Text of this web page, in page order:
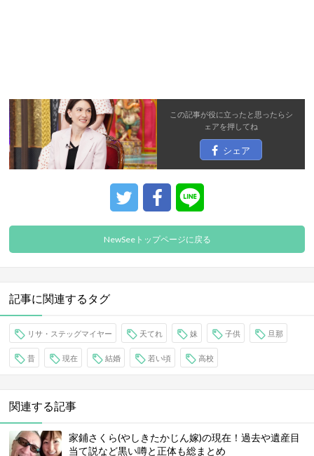
この記事が役に立ったと思ったらシ
ェアを押してね
シェア
NewSeeトップページに戻る
記事に関連するタグ
リサ・ステッグマイヤー 天てれ 妹 子供 旦那
昔 現在 結婚 若い頃 高校
関連する記事
家鋪さくら(やしきたかじん嫁)の現在！過去や遺産目
当て説など黒い噂と正体も総まとめ